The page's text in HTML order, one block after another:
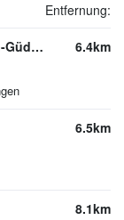
Entfernung:
GLOBUS Saarbrücken-Güdingen 6.4km
6.5km
8.1km